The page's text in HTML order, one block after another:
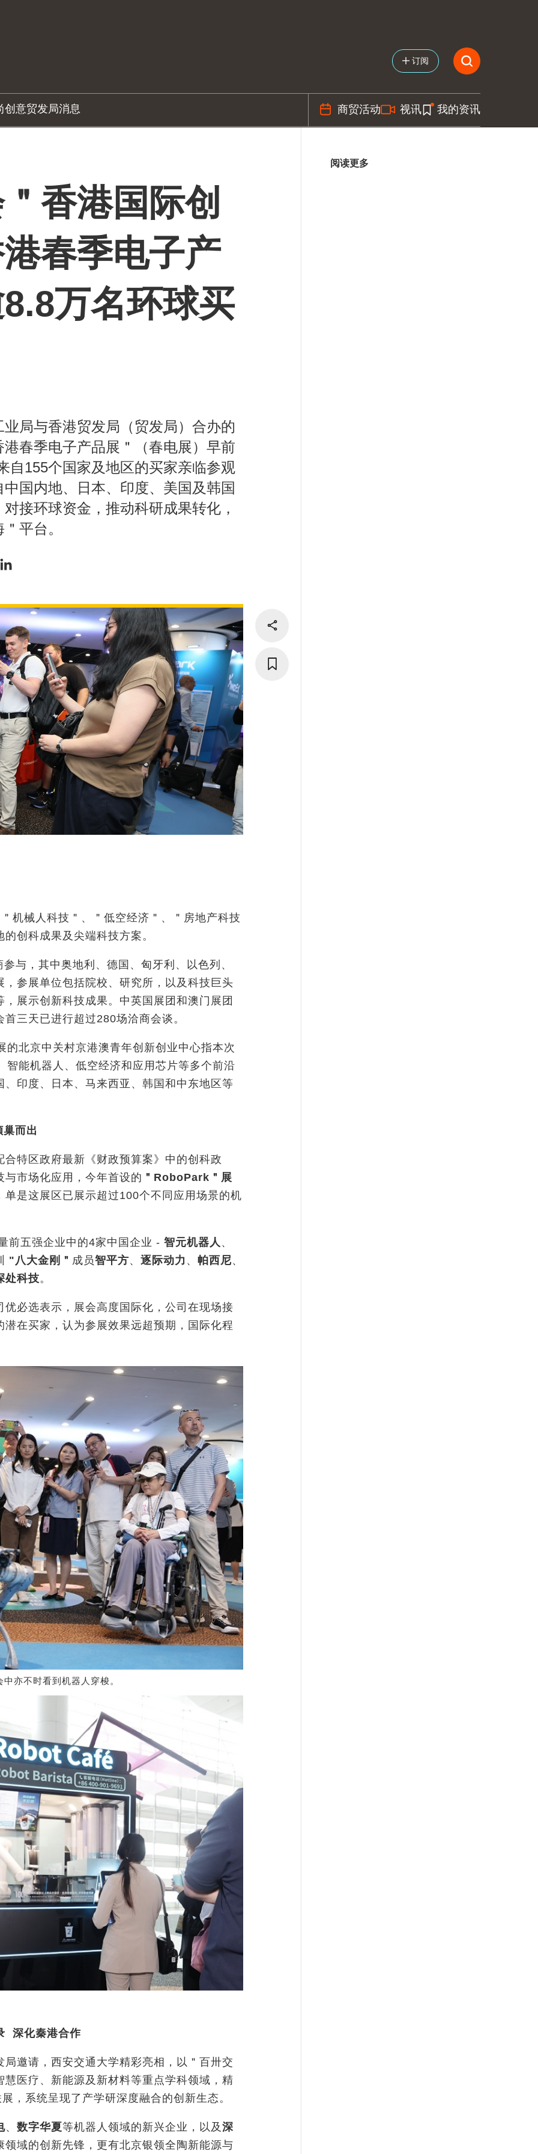
订阅
创意贸发局消息 商贸活动 视讯 我的资讯
香港国际创
春季电子产
万名环球买
局与香港贸发局（贸发局）合办的
春季电子产品展＂（春电展）早前
自155个国家及地区的买家亲临参观
国内地、日本、印度、美国及韩国
接环球资金，推动科研成果转化，
平台。
机械人科技＂、＂低空经济＂、＂房地产科技
创科成果及尖端科技方案。
与，其中奥地利、德国、匈牙利、以色列、
参展单位包括院校、研究所，以及科技巨头
，展示创新科技成果。中英国展团和澳门展团
三天已进行超过280场洽商会谈。
北京中关村京港澳青年创新创业中心指本次
能机器人、低空经济和应用芯片等多个前沿
印度、日本、马来西亚、韩国和中东地区等
而出
特区政府最新《财政预算案》中的创科政
市场化应用，今年首设的 ＂ RoboPark ＂展
是这展区已展示超过100个不同应用场景的机
前五强企业中的4家中国企业 - 智元机器人 、
"八大金刚＂ 成员智平方、 逐际动力 、 帕西尼、
处科技。
必选表示，展会高度国际化，公司在现场接
在买家，认为参展效果远超预期，国际化程
亦不时看到机器人穿梭。
深化秦港合作
邀请，西安交通大学精彩亮相，以＂百卅交
医疗、新能源及新材料等重点学科领域，精
，系统呈现了产学研深度融合的创新生态。
、 数字华夏等机器人领域的新兴企业，以及 深
领域的创新先锋，更有北京银领全陶新能源与
阅读更多